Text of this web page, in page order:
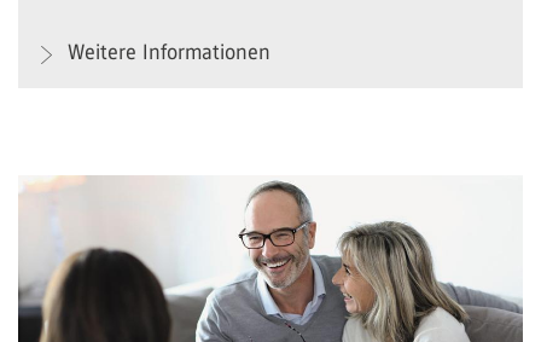
Weitere Informationen